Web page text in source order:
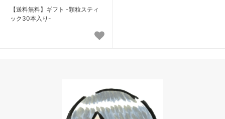
【送料無料】ギフト -顆粒スティ
ック30本入り-